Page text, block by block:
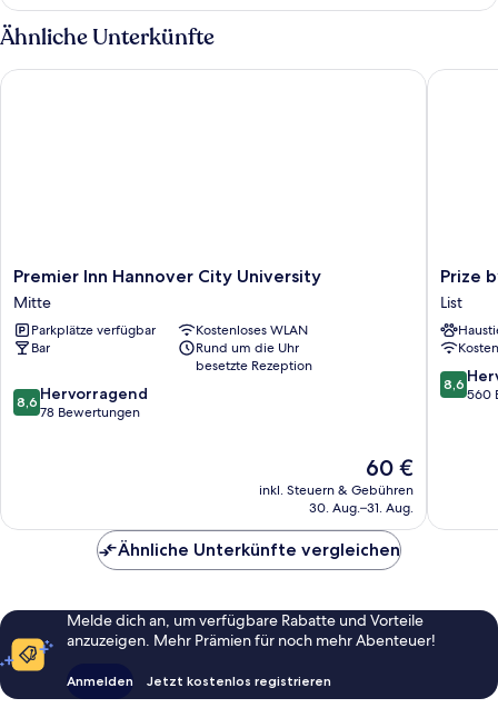
anzeigen
Queen-
Bett
1
Ähnliche Unterkünfte
Premier
Inn
Hannover
City
University
Premier Inn Hannover City University
Mitte
Parkplätze verfügbar
Kostenloses WLAN
Bar
Rund um die Uhr
besetzte Rezeption
8.6
von
8,6 Hervorragend
78 Bewertungen
Der
Preis
beträgt
60 €
inkl. Steuern & Gebühren
30. Aug.–31. Aug.
Premier Inn Hannover City University
Prize
by
City
List
Prize
List
8.6
von
8,6
560
Prize by
Ähnliche Unterkünfte vergleichen
Melde dich an, um verfügbare Rabatte und Vorteile
anzuzeigen. Mehr Prämien für noch mehr Abenteuer!
Anmelden Jetzt kostenlos registrieren